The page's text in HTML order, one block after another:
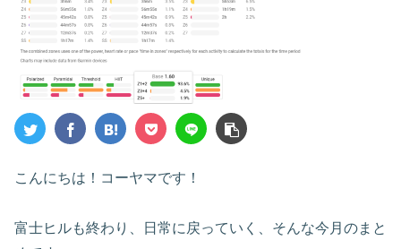
こんにちは！コーヤマです！
富士ヒルも終わり、日常に戻っていく、そんな今月のまと